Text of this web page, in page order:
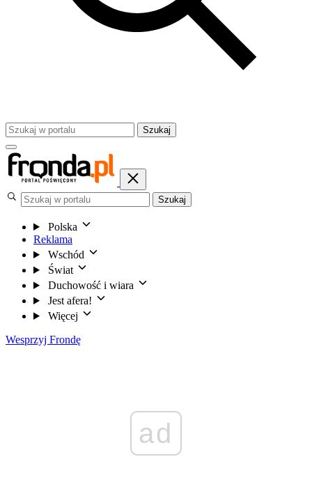
Szukaj
Szukaj
Polska
Reklama
Wschód
Świat
Duchowość i wiara
Jest afera!
Więcej
Wesprzyj Frondę
ad